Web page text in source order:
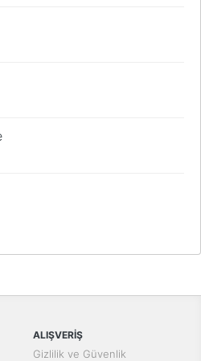
Yorum Yaz
açıklamalarında ve diğer
görüntülenemiyor.
ALIŞVERİŞ
Gizlilik ve Güvenlik